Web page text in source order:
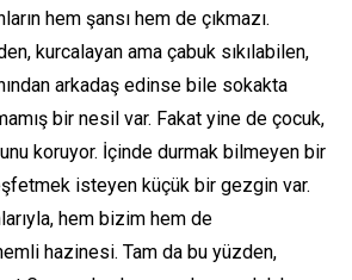
hem şansı hem de çıkmazı.
kurcalayan ama çabuk sıkılabilen,
arkadaş edinse bile sokakta
bir nesil var. Fakat yine de çocuk,
koruyor. İçinde durmak bilmeyen bir
isteyen küçük bir gezgin var.
hem bizim hem de
hazinesi. Tam da bu yüzden,